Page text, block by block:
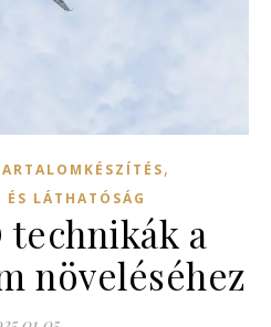
,
ÉS LÁTHATÓSÁG
technikák a
növeléséhez